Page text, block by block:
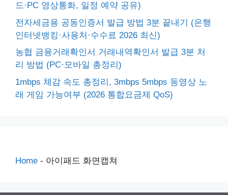
드·PC 영상통화, 일정 예약 공유)
전자세금용 공동인증서 발급 방법 3분 끝내기 (은행
인터넷뱅킹·사용처·수수료 2026 최신)
농협 금융거래확인서 거래내역확인서 발급 3분 처
리 방법 (PC·모바일 총정리)
1mbps 체감 속도 총정리, 3mbps 5mbps 동영상 노
래 게임 가능여부 (2026 통합요금제 QoS)
Home - 아이패드 화면캡쳐